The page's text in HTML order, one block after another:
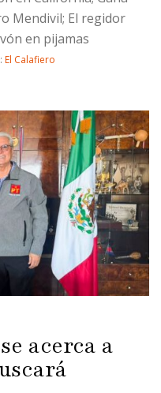
Mendivil; El regidor
en pijamas
El Calafiero
acerca a